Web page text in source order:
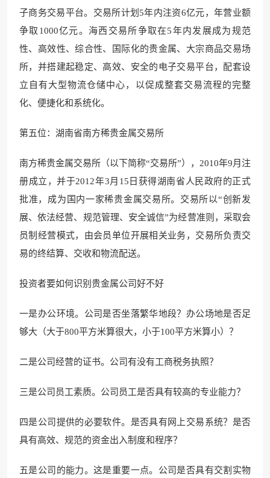
子商务交易平台。交易所计划5年内注资6亿元，年营业额
争取1000亿元。海西交易所争取在5年内发展成为规范
性、高效性、综合性、国际化的贵金属、大宗商品交易场
所，并搭建起稳定、高效、安全的电子交易平台，配套设
立自有大型物流仓储中心，以促成整套交易流程的完整
化、便捷化和系统化。
第五位：湖南省南方稀贵金属交易所
南方稀贵金属交易所（以下简称“交易所”），2010年9月注
册成立，并于2012年3月15日获得湖南省人民政府的正式
批准，成为国内一家稀贵金属交易所。交易所以“创新发
展、依法经营、规范管理、安全诚信”为经营准则 ，采取会
员制经营模式，由会员单位开展相关业务，交易所负责交
易的终结算、交收和物流配送。
投资者要如何识别贵金属公司好不好
一是办公环境。公司是否坐落繁华地段？办公场地是否足
够大（大于800平方米算很大，小于100平方米算小） ？
二是公司经营的证书。公司有没有工商税务执照？
三是公司员工素质。公司员工是否具有较高的专业能力？
四是公司提供的必要软件。是否具有网上交易系统？是否
具有高效、规范的资金出入制度和程序？
五是公司的能力。这是重要一点。公司是否具有交割实物